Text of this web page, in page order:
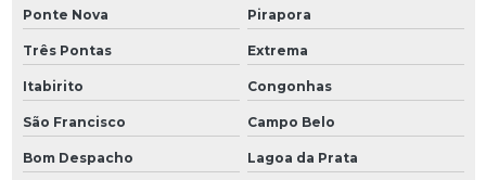
Ponte Nova Pirapora
Três Pontas Extrema
Itabirito Congonhas
São Francisco Campo Belo
Bom Despacho Lagoa da Prata